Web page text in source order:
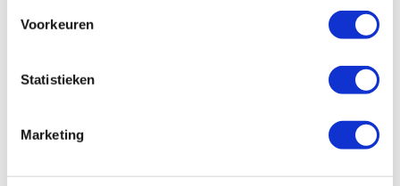
Voorkeuren
Statistieken
Marketing
splijten en barsten.